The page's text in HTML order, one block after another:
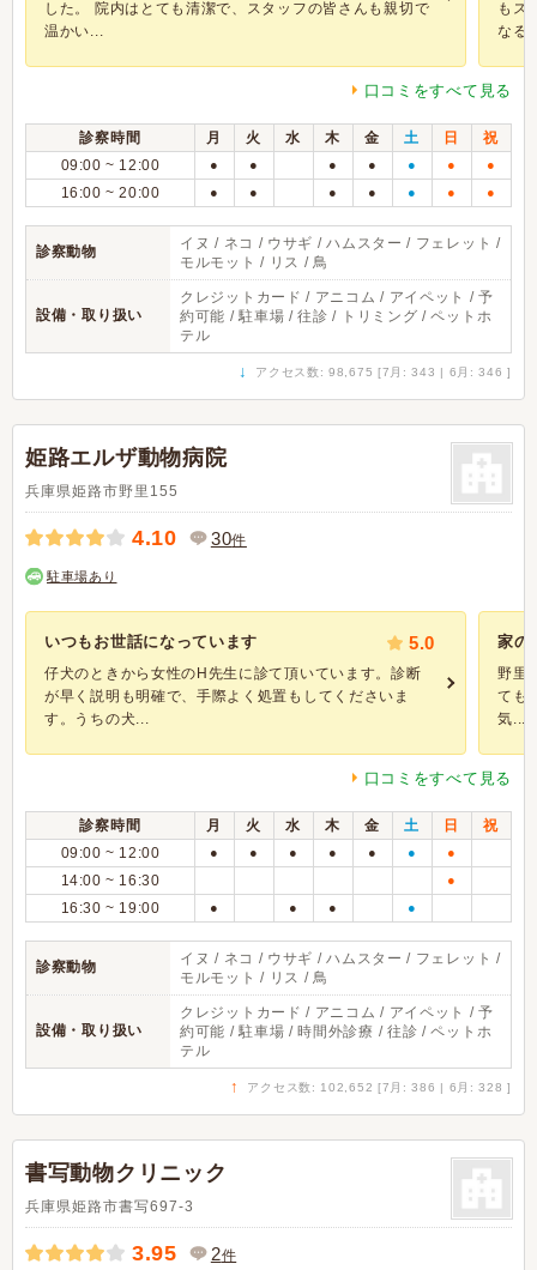
した。 院内はとても清潔で、スタッフの皆さんも親切で
温かい...
もス
なる
口コミをすべて見る
診察時間 月 火 水 木 金 土 日
祝
09:00 ~ 12:00
● ● ● ● ● ● ●
16:00 ~ 20:00 ● ● ● ● ● ● ●
診察動物
イヌ / ネコ / ウサギ / ハムスター / フェレット /
モルモット / リス / 鳥
設備・取り扱い
クレジットカード / アニコム / アイペット / 予
約可能 / 駐車場 / 往診 / トリミング / ペットホ
テル
↓ アクセス数: 98,675 [7月: 343 | 6月: 346 ]
姫路エルザ動物病院
兵庫県姫路市野里155
4.10 30件
駐車場あり
いつもお世話になっています 5.0
仔犬のときから女性のH先生に診て頂いています。診断
が早く説明も明確で、手際よく処置もしてくださいま
す。うちの犬...
家の
野里
ても
気...
口コミをすべて見る
診察時間 月 火 水 木 金 土 日
祝
09:00 ~ 12:00
● ● ● ● ● ● ●
14:00 ~ 16:30 ●
16:30 ~ 19:00 ● ● ● ●
診察動物
イヌ / ネコ / ウサギ / ハムスター / フェレット /
モルモット / リス / 鳥
設備・取り扱い
クレジットカード / アニコム / アイペット / 予
約可能 / 駐車場 / 時間外診療 / 往診 / ペットホ
テル
↑ アクセス数: 102,652 [7月: 386 | 6月: 328 ]
書写動物クリニック
兵庫県姫路市書写697-3
3.95 2件